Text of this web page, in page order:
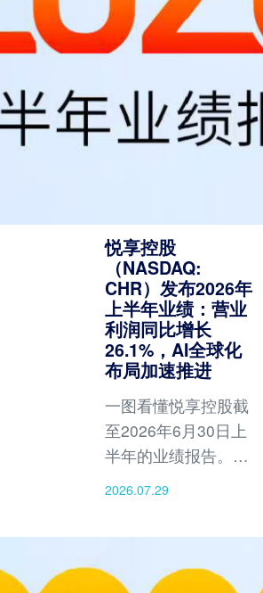
悦享控股
（NASDAQ:
CHR）发布2026年
上半年业绩：营业
利润同比增长
26.1%，AI全球化
布局加速推进
一图看懂悦享控股截
至2026年6月30日上
半年的业绩报告。报
告期内，公司实现总
增长26.1%，盈利能
2026.07.29